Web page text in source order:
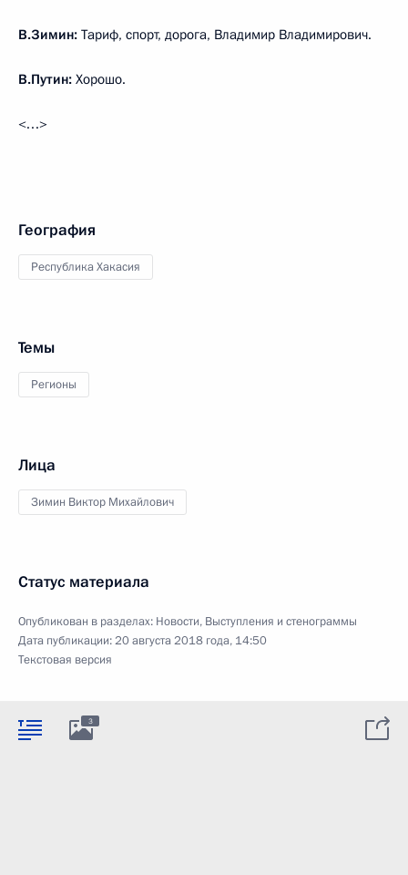
В.Зимин: Тариф, спорт, дорога, Владимир Владимирович.
В.Путин: Хорошо.
<…>
География
Республика Хакасия
Темы
Регионы
Лица
Зимин Виктор Михайлович
Статус материала
Опубликован в разделах: Новости, Выступления и стенограммы
Дата публикации:20 августа 2018 года, 14:50
Текстовая версия
3